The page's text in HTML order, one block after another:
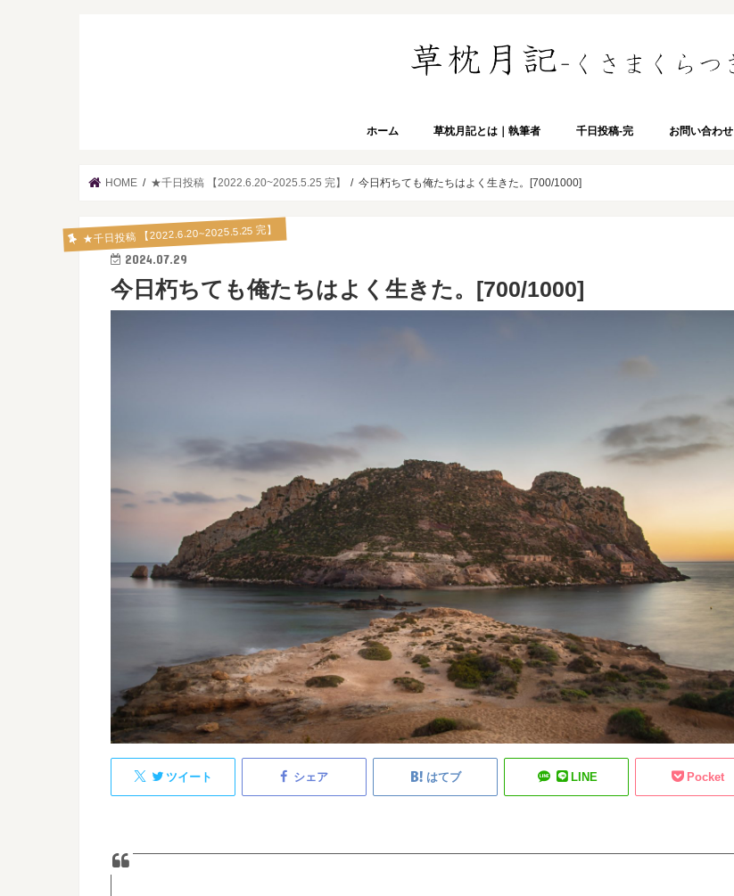
ホーム 草枕月記とは｜執筆者 千日投稿-完 お問い合わせ
HOME ★千日投稿 【2022.6.20~2025.5.25 完】 今日朽ちても俺たちはよく生きた。[700/1000]
★千日投稿 【2022.6.20~2025.5.25 完】
2024.07.29
今日朽ちても俺たちはよく生きた。[700/1000]
ツイート シェア はてブ LINE Pocket